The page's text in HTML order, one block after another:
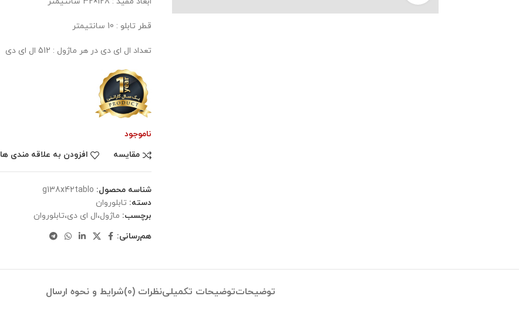
قطر تابلو : 10 سانتیمتر
تعداد ال ای دی در هر ماژول : 512 ال ای دی
ناموجود
مقایسه
افزودن به علاقه مندی ها
شناسه محصول: g138x42tablo
دسته: تابلوروان
برچسب: ماژول،ال ای دی،تابلوروان
هم‌رسانی:
توضیحاتتوضیحات تکمیلینظرات (0) شرایط و نحوه ارسال